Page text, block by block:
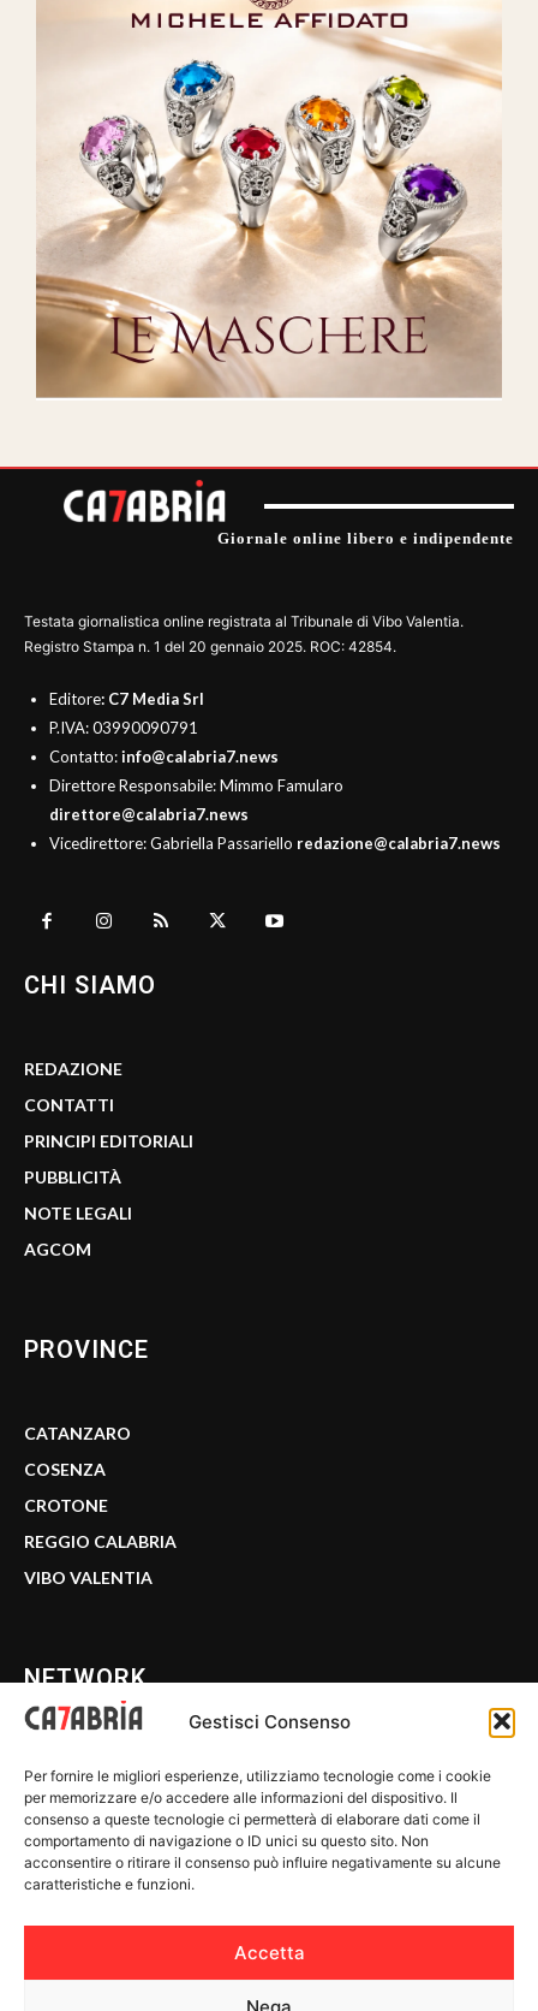
Gestisci Consenso
Per fornire le migliori esperienze, utilizziamo tecnologie come i cookie
per memorizzare e/o accedere alle informazioni del dispositivo. Il
consenso a queste tecnologie ci permetterà di elaborare dati come il
comportamento di navigazione o ID unici su questo sito. Non
acconsentire o ritirare il consenso può influire negativamente su alcune
caratteristiche e funzioni.
Accetta
Nega
Giornale online libero e indipendente
Testata giornalistica online registrata al Tribunale di Vibo Valentia.
Registro Stampa n. 1 del 20 gennaio 2025. ROC: 42854.
Editore: C7 Media Srl
P.IVA: 03990090791
Contatto:info@calabria7.news
Direttore Responsabile: Mimmo Famularo
direttore@calabria7.news
Vicedirettore: Gabriella Passariello redazione@calabria7.news
CHI SIAMO
REDAZIONE
CONTATTI
PRINCIPI EDITORIALI
PUBBLICITÀ
NOTE LEGALI
AGCOM
PROVINCE
CATANZARO
COSENZA
CROTONE
REGGIO CALABRIA
VIBO VALENTIA
NETWORK
WE CALABRIA
C7 PLAY
MIX ZONE